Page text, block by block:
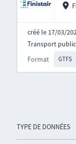
TYPE DE DONNÉES
créé le 17/03/
Format GTFS
Transport